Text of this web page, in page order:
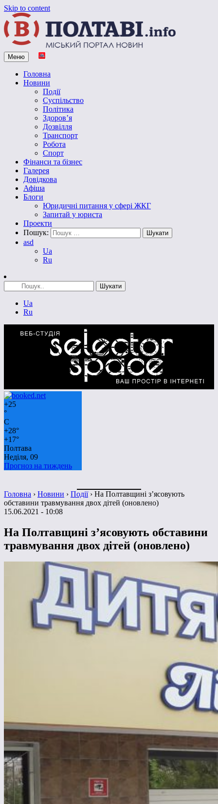
Skip to content
Vpoltave.info
Полтавський портал новин
Меню
Головна
Новини
Події
Суспільство
Політика
Здоров’я
Дозвілля
Транспорт
Робота
Спорт
Фінанси та бізнес
Галерея
Довідкова
Афіша
Блоги
Юридичні питання у сфері ЖКГ
Запитай у юриста
Проекти
Пошук:
asd
Ua
Ru
Ua
Ru
+25
°
C
+28°
+17°
Полтава
Неділя, 09
Прогноз на тиждень
Головна › Новини › Події› На Полтавщині з’ясовують
обставини травмування двох дітей (оновлено)
15.06.2021 - 10:08
На Полтавщині з’ясовують обставини
травмування двох дітей (оновлено)